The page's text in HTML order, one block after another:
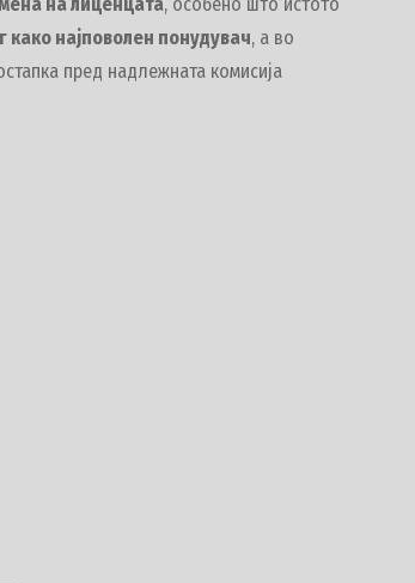
како најповолен понудувач, а во
пред надлежната комисија